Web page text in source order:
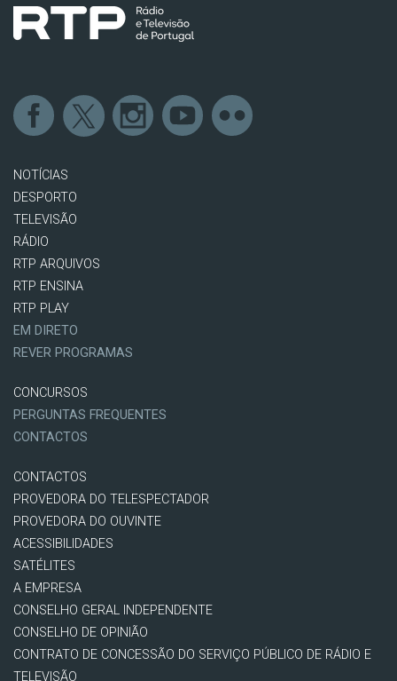
NOTÍCIAS
DESPORTO
TELEVISÃO
RÁDIO
RTP ARQUIVOS
RTP ENSINA
RTP PLAY
EM DIRETO
REVER PROGRAMAS
CONCURSOS
PERGUNTAS FREQUENTES
CONTACTOS
CONTACTOS
PROVEDORA DO TELESPECTADOR
PROVEDORA DO OUVINTE
ACESSIBILIDADES
SATÉLITES
A EMPRESA
CONSELHO GERAL INDEPENDENTE
CONSELHO DE OPINIÃO
CONTRATO DE CONCESSÃO DO SERVIÇO PÚBLICO DE RÁDIO E
TELEVISÃO